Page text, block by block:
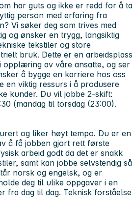
har guts og ikke er redd for å ta
person med erfaring fra
Vi søker deg som trives med
og ønsker en trygg, langsiktig
tekstiler og store
bruk. Dette er en arbeidsplass
opplæring av våre ansatte, og ser
å bygge en karriere hos oss
en viktig ressurs i å produsere
kunder. Du vil jobbe 2-skift:
(mandag til torsdag (23:00).
og liker høyt tempo. Du er en
å få jobben gjort rett første
arbeid godt da det er snakk
samt kan jobbe selvstendig så
norsk og engelsk, og er
deg til ulike oppgaver i en
fra dag til dag. Teknisk forståelse